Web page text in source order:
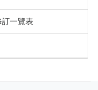
一覽表